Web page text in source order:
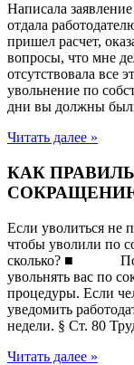
Написала
отдала
пришел расчет,
вопросы, что мне
отсутствовала
увольнение по
дни вы должны
Читать далее »
КАК
СОКРАЩЕНИЮ
Если уволиться не
чтобы уволили по
сколько? ■
увольнять вас по
процедуры. Если
уведомить
недели. § Ст. 80
Читать далее »